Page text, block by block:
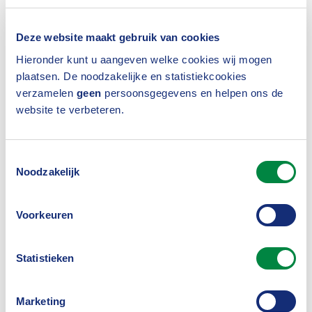
Deze website maakt gebruik van cookies
Hieronder kunt u aangeven welke cookies wij mogen
plaatsen. De noodzakelijke en statistiekcookies
verzamelen geen persoonsgegevens en helpen ons de
website te verbeteren.
Noodzakelijk
Voorkeuren
Statistieken
Marketing
Wat verandert er voor mensen die al
met pensioen zijn?
"Bij fondsen die invaren betekent dit dat ook
gepensioneerden naar een variabel pensioen
pensioen verlaagd wordt als het tegen zit. Bij
verzekeraars houden gepensioneerden hun vaste
Wat is voor pensioenverzekeraars en
overgang naar een nieuw stelsel?